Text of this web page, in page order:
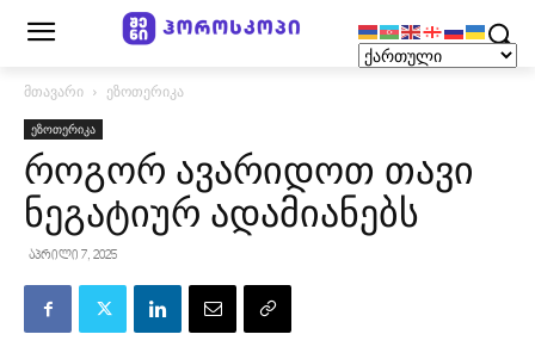
მთავარი ეზოთერიკა
ეზოთერიკა
როგორ ავარიდოთ თავი
ნეგატიურ ადამიანებს
აპრილი 7, 2025